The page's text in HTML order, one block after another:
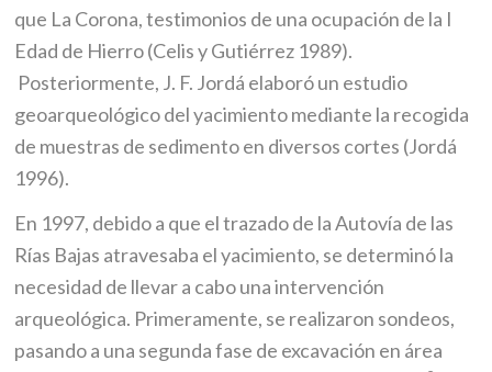
que La Corona, testimonios de una ocupación de la I
Edad de Hierro (Celis y Gutiérrez 1989).
Posteriormente, J. F. Jordá elaboró un estudio
geoarqueológico del yacimiento mediante la recogida
de muestras de sedimento en diversos cortes (Jordá
1996).
En 1997, debido a que el trazado de la Autovía de las
Rías Bajas atravesaba el yacimiento, se determinó la
necesidad de llevar a cabo una intervención
arqueológica. Primeramente, se realizaron sondeos,
pasando a una segunda fase de excavación en área